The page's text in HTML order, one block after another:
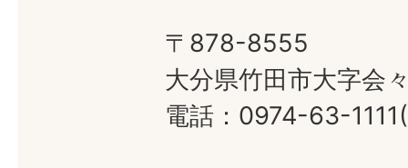
〒878-8555
大分県竹田市大字会
電話：0974-63-